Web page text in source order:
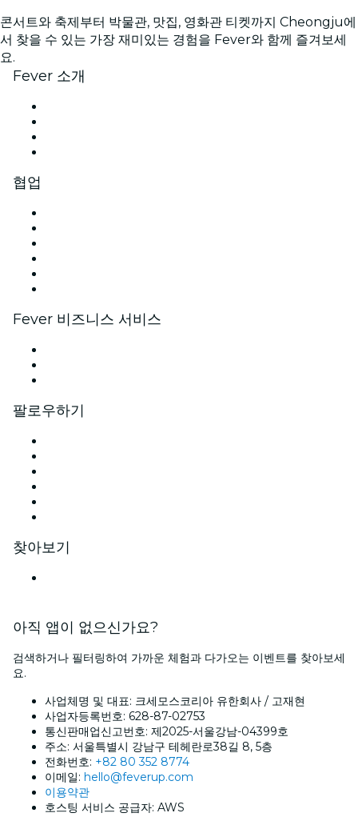
콘서트와 축제부터 박물관, 맛집, 영화관 티켓까지 Cheongju에
서 찾을 수 있는 가장 재미있는 경험을 Fever와 함께 즐겨보세
요.
Fever 소개
협업
Fever 비즈니스 서비스
팔로우하기
찾아보기
아직 앱이 없으신가요?
검색하거나 필터링하여 가까운 체험과 다가오는 이벤트를 찾아보세
요.
사업체명 및 대표: 크세모스코리아 유한회사 / 고재현
사업자등록번호: 628-87-02753
통신판매업신고번호: 제2025-서울강남-04399호
주소: 서울특별시 강남구 테헤란로38길 8, 5층
전화번호: +82 80 352 8774
이메일: hello@feverup.com
이용약관
호스팅 서비스 공급자: AWS